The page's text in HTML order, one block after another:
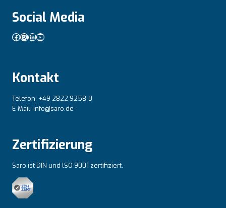
Social Media
Facebook
Instagram
LinkedIn
YouTube
Kontakt
Telefon: +49 2822 9258-0
E-Mail: info@saro.de
Zertifizierung
Saro ist DIN und lSO 9001 zertifiziert.